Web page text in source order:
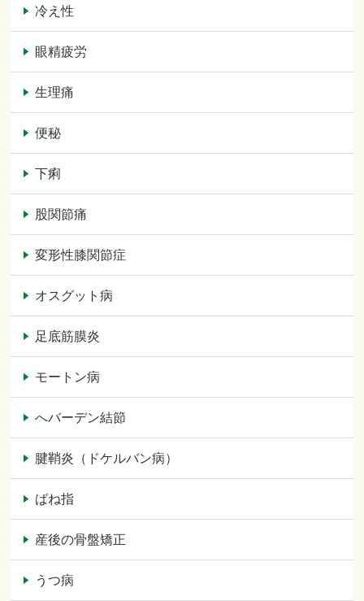
冷え性
眼精疲労
生理痛
便秘
下痢
股関節痛
変形性膝関節症
オスグット病
足底筋膜炎
モートン病
へバーデン結節
腱鞘炎（ドケルバン病）
ばね指
産後の骨盤矯正
うつ病